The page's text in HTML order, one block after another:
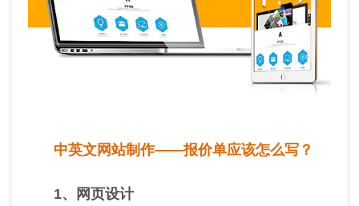
中英文网站制作——报价单应该怎么写？
1、网页设计